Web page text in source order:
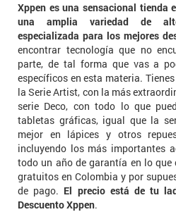
Xppen es una sensacional tienda
una amplia variedad de
especializada para los mejores
encontrar tecnología que no
parte, de tal forma que vas a
específicos en esta materia.
la Serie Artist, con la más
serie Deco, con todo lo que
tabletas gráficas, igual que la
mejor en lápices y otros
incluyendo los más importantes
todo un año de garantía en lo
gratuitos en Colombia y por
de pago. El precio está de tu
Descuento Xppen.